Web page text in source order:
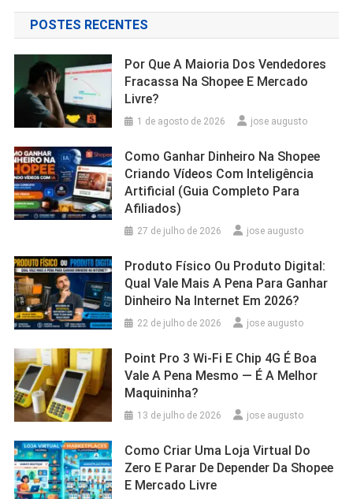
POSTES RECENTES
Por Que A Maioria Dos Vendedores
Fracassa Na Shopee E Mercado
Livre?
1 de agosto de 2026 jose augusto
Como Ganhar Dinheiro Na Shopee
Criando Vídeos Com Inteligência
Artificial (Guia Completo Para
Afiliados)
27 de julho de 2026 jose augusto
Produto Físico Ou Produto Digital:
Qual Vale Mais A Pena Para Ganhar
Dinheiro Na Internet Em 2026?
22 de julho de 2026 jose augusto
Point Pro 3 Wi‑Fi E Chip 4G É Boa
Vale A Pena Mesmo — É A Melhor
Maquininha?
13 de julho de 2026 jose augusto
Como Criar Uma Loja Virtual Do
Zero E Parar De Depender Da Shopee
E Mercado Livre